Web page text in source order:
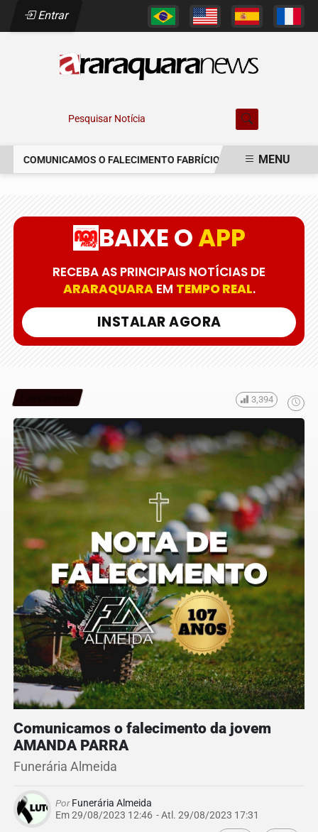
Entrar
Pesquisar Notícia
COMUNICAMOS O FALECIMENTO FABRÍCIO AUGUSTO FERREIRA
MENU
BAIXE OAPP
RECEBA AS PRINCIPAIS NOTÍCIAS DE
ARARAQUARAEM TEMPO REAL.
INSTALAR AGORA
3,394
Comunicamos o falecimento da jovem
AMANDA PARRA
Funerária Almeida
PorFunerária Almeida
Em 29/08/2023 12:46 - Atl. 29/08/2023 17:31